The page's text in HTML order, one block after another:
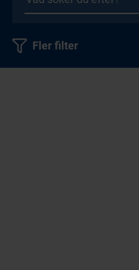
Fler filter